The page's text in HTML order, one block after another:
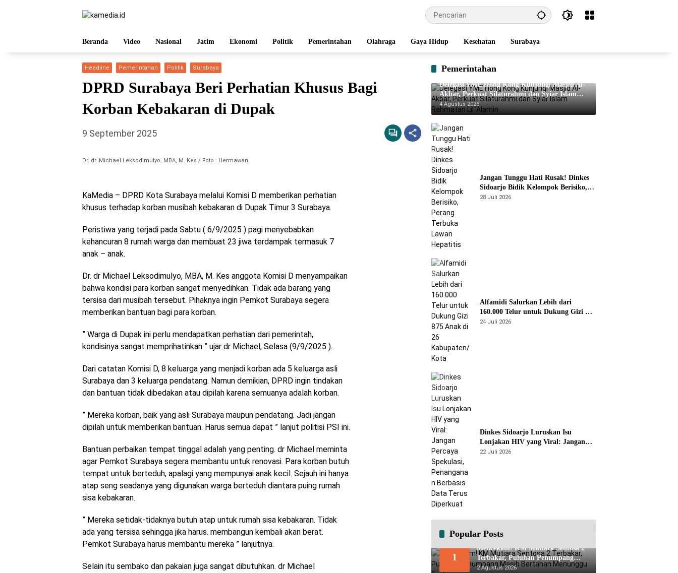
Beranda Video Nasional Jatim Ekonomi Politik Pemerintahan Olahraga Gaya Hidup Kesehatan Surabaya
Headline Pemerintahan Politik Surabaya
DPRD Surabaya Beri Perhatian Khusus Bagi
Korban Kebakaran di Dupak
9 September 2025
Dr. dr. Michael Leksodimulyo, MBA, M. Kes / Foto : Hermawan.
KaMedia – DPRD Kota Surabaya melalui Komisi D memberikan perhatian
khusus terhadap korban musibah kebakaran di Dupak Timur 3 Surabaya.
Peristiwa yang terjadi pada Sabtu ( 6/9/2025 ) pagi menyebabkan
kehancuran 8 rumah warga dan membuat 23 jiwa terdampak termasuk 7
anak – anak.
Dr. dr Michael Leksodimulyo, MBA, M. Kes anggota Komisi D menyampaikan
bahwa kondisi para korban sangat menyedihkan. Tidak ada barang yang
tersisa dari musibah tersebut. Pihaknya ingin Pemkot Surabaya segera
memberikan bantuan bagi para korban.
” Warga di Dupak ini perlu mendapatkan perhatian dari pemerintah,
kondisinya sangat memprihatinkan ” ujar dr Michael, Selasa (9/9/2025 ).
Dari catatan Komisi D, 8 keluarga yang menjadi korban ada 5 keluarga asli
Surabaya dan 3 keluarga pendatang. Namun demikian, DPRD ingin tindakan
dan bantuan tidak dibedakan atau dipilah karena semuanya adalah korban.
” Mereka korban, baik yang asli Surabaya maupun pendatang. Jadi jangan
dipilah untuk memberikan bantuan. Harus semua dapat ” lanjut politisi PSI ini.
Bantuan perbaikan tempat tinggal adalah yang penting. dr Michael meminta
agar Pemkot Surabaya segera membantu untuk renovasi. Para korban butuh
tempat untuk berteduh, apalagi yang mempunyai anak kecil. Sejauh ini hanya
atap seng seadanya yang digunakan warga berteduh diantara puing rumah
sisa kebakaran.
” Mereka setidak-tidaknya butuh atap untuk rumah sisa kebakaran. Tidak
ada yang tersisa sehingga jika harus. membangun kembali akan berat.
Pemkot Surabaya harus membantu mereka ” lanjutnya.
Selain itu sembako dan pakaian juga sangat dibutuhkan. dr Michael
Pemerintahan
Delegasi YME Hong Kong Kunjungi Masjid Al-
Akbar, Perkuat Silaturahmi dan Syiar Islam
Rahmatan Lil ‘Alamin
4 Agustus 2026
Jangan Tunggu Hati Rusak! Dinkes
Sidoarjo Bidik Kelompok Berisiko,
Perang Terbuka Lawan Hepatitis
28 Juli 2026
Alfamidi Salurkan Lebih dari
160.000 Telur untuk Dukung Gizi 875
Anak di 26 Kabupaten/Kota
24 Juli 2026
Dinkes Sidoarjo Luruskan Isu
Lonjakan HIV yang Viral: Jangan
Percaya Spekulasi, Penanganan
22 Juli 2026
Popular Posts
1
Mencekam! KM Mutiara Sentosa 2
Terbakar, Puluhan Penumpang
Masih Bertahan Menunggu
2 Agustus 2026